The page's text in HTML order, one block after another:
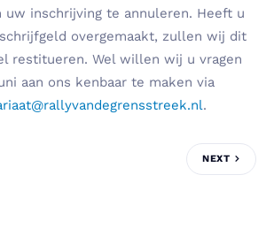
uw inschrijving te annuleren. Heeft u
overgemaakt, zullen wij dit
restitueren. Wel willen wij u vragen
aan ons kenbaar te maken via
.
NEXT